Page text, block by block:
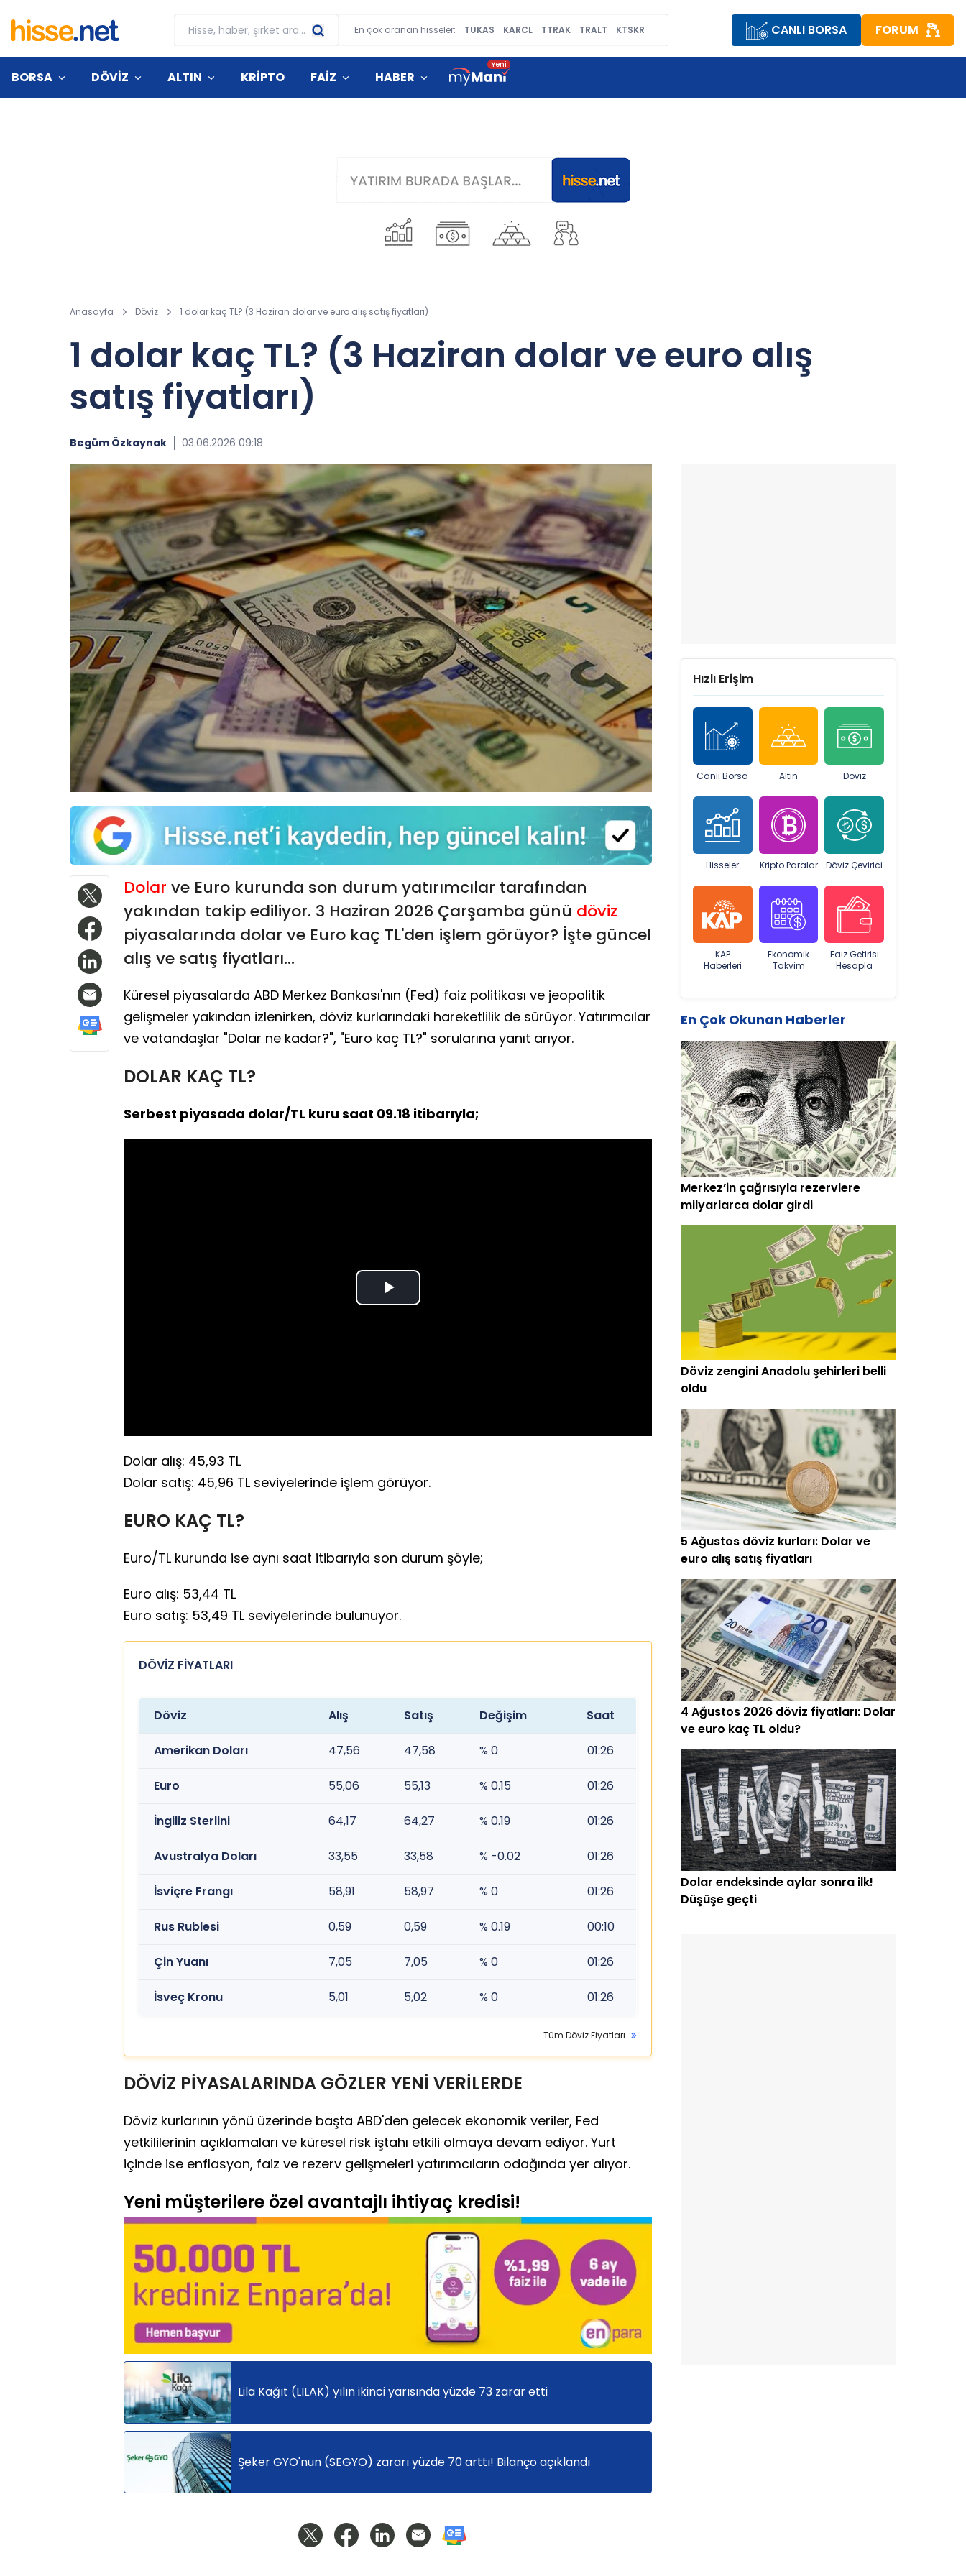
En çok aranan hisseler: TUKAS KARCL TTRAK TRALT KTSKR CANLI BORSA FORUM
BORSA DÖVİZ ALTIN KRİPTO FAİZ HABER
Anasayfa Döviz 1 dolar kaç TL? (3 Haziran dolar ve euro alış satış fiyatları)
1 dolar kaç TL? (3 Haziran dolar ve euro alış
satış fiyatları)
Begüm Özkaynak 03.06.2026 09:18
Dolar ve Euro kurunda son durum yatırımcılar tarafından
yakından takip ediliyor. 3 Haziran 2026 Çarşamba günü döviz
piyasalarında dolar ve Euro kaç TL'den işlem görüyor? İşte güncel
alış ve satış fiyatları...
Küresel piyasalarda ABD Merkez Bankası'nın (Fed) faiz politikası ve jeopolitik
gelişmeler yakından izlenirken, döviz kurlarındaki hareketlilik de sürüyor. Yatırımcılar
ve vatandaşlar "Dolar ne kadar?", "Euro kaç TL?" sorularına yanıt arıyor.
DOLAR KAÇ TL?
Serbest piyasada dolar/TL kuru saat 09.18 itibarıyla;
Play
Dolar alış: 45,93 TL
Dolar satış: 45,96 TL seviyelerinde işlem görüyor.
EURO KAÇ TL?
Euro/TL kurunda ise aynı saat itibarıyla son durum şöyle;
Euro alış: 53,44 TL
Euro satış: 53,49 TL seviyelerinde bulunuyor.
DÖVİZ FİYATLARI
Döviz Alış Satış Değişim Saat
Amerikan Doları 47,56 47,58 % 0 01:26
Euro 55,06 55,13 % 0.15 01:26
İngiliz Sterlini 64,17 64,27 % 0.19 01:26
Avustralya Doları 33,55 33,58 % -0.02 01:26
İsviçre Frangı 58,91 58,97 % 0 01:26
Rus Rublesi 0,59 0,59 % 0.19 00:10
Çin Yuanı 7,05 7,05 % 0 01:26
İsveç Kronu 5,01 5,02 % 0 01:26
Tüm Döviz Fiyatları
DÖVİZ PİYASALARINDA GÖZLER YENİ VERİLERDE
Döviz kurlarının yönü üzerinde başta ABD'den gelecek ekonomik veriler, Fed
yetkililerinin açıklamaları ve küresel risk iştahı etkili olmaya devam ediyor. Yurt
içinde ise enflasyon, faiz ve rezerv gelişmeleri yatırımcıların odağında yer alıyor.
Yeni müşterilere özel avantajlı ihtiyaç kredisi!
Lila Kağıt (LILAK) yılın ikinci yarısında yüzde 73 zarar etti
Şeker GYO'nun (SEGYO) zararı yüzde 70 arttı! Bilanço açıklandı
Hızlı Erişim
Canlı Borsa Altın Döviz
Hisseler Kripto Paralar Döviz Çevirici
KAP
Haberleri
Ekonomik
Takvim
Faiz Getirisi
Hesapla
En Çok Okunan Haberler
Merkez’in çağrısıyla rezervlere
milyarlarca dolar girdi
Döviz zengini Anadolu şehirleri belli
oldu
5 Ağustos döviz kurları: Dolar ve
euro alış satış fiyatları
4 Ağustos 2026 döviz fiyatları: Dolar
ve euro kaç TL oldu?
Dolar endeksinde aylar sonra ilk!
Düşüşe geçti